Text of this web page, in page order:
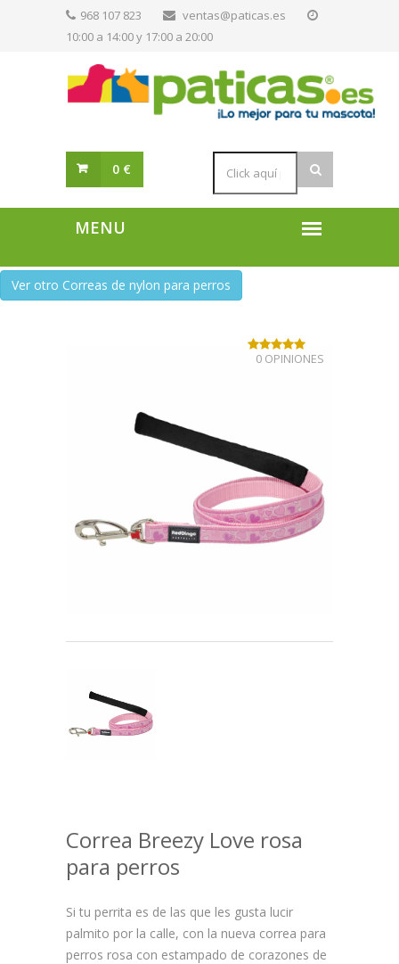
968 107 823
ventas@paticas.es
10:00 a 14:00 y 17:00 a 20:00
0 €
Ver otro Correas de nylon para perros
Correa Breezy Love rosa
para perros
0 OPINIONES
Si tu perrita es de las que les gusta lucir
palmito por la calle, con la nueva correa para
perros rosa con estampado de corazones de